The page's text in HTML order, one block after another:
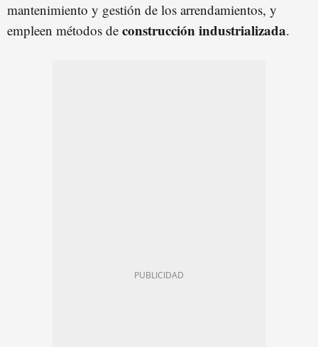
mantenimiento y gestión de los arrendamientos, y
empleen métodos de construcción industrializada.